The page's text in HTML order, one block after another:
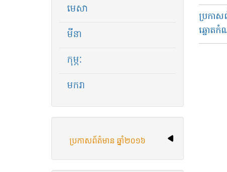
មេសា
មីនា
កុម្ភៈ
មករា
ប្រកាសព័ត៌មាន​ ឆ្នាំ​២០១៦
ប្រកាស
ឆ្នោត